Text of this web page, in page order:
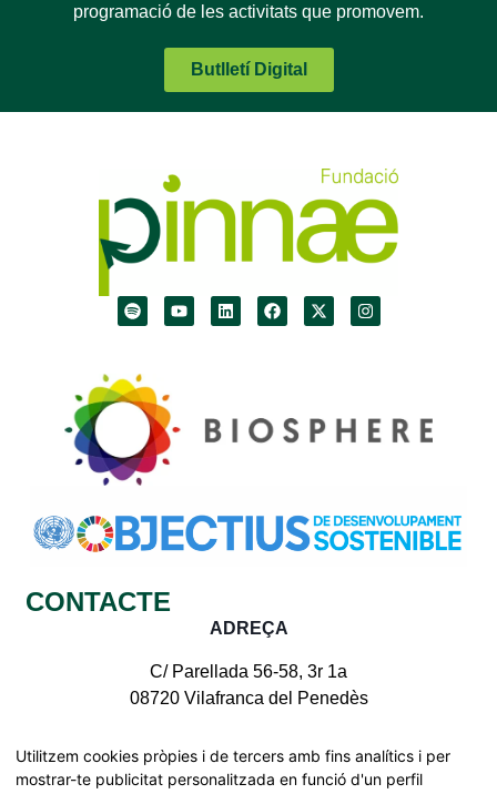
programació de les activitats que promovem.
Butlletí Digital
CONTACTE
ADREÇA
C/ Parellada 56-58, 3r 1a
08720 Vilafranca del Penedès
Utilitzem cookies pròpies i de tercers amb fins analítics i per
mostrar-te publicitat personalitzada en funció d'un perfil